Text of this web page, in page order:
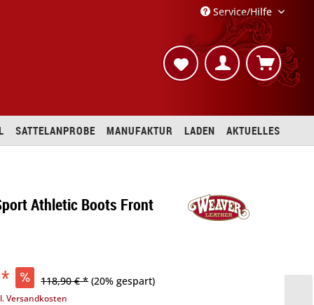
Service/Hilfe
AKTUELLES
LADEN
MANUFAKTUR
SATTELANPROBE
Athletic Boots Front
118,90 € * (20% gespart)
Versandkosten